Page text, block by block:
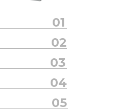
01
02
03
04
05